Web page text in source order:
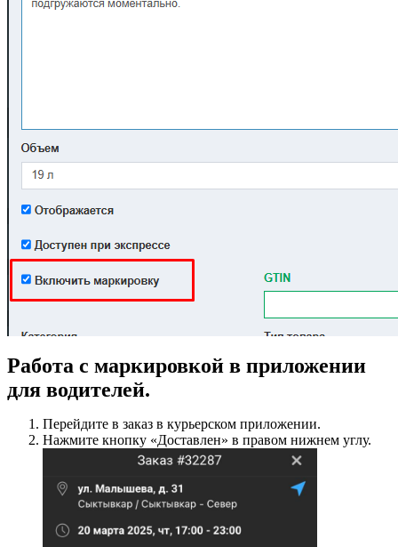
Работа с маркировкой в приложении
для водителей.
Перейдите в заказ в курьерском приложении.
Нажмите кнопку «Доставлен» в правом нижнем углу.